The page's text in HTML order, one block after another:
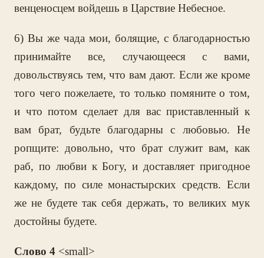
венценосцем войдешь в Царствие Небесное.
6) Вы же чада мои, болящие, с благодарностью
принимайте все, случающееся с вами,
довольствуясь тем, что вам дают. Если же кроме
того чего пожелаете, то только помяните о том,
и что потом сделает для вас приставленный к
вам брат, будьте благодарны с любовью. Не
ропщите: довольно, что брат служит вам, как
раб, по любви к Богу, и доставляет пригодное
каждому, по силе монастырских средств. Если
же не будете так себя держать, то великих мук
достойны будете.
Слово 4 <small>